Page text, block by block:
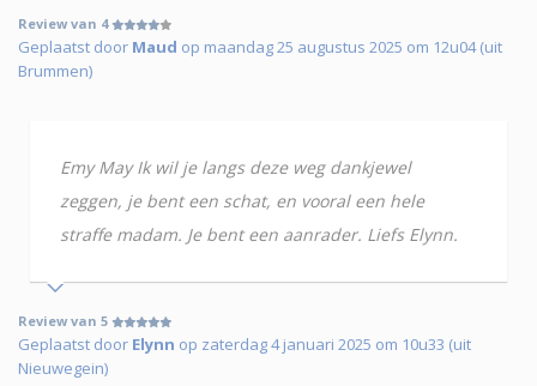
Review van 4
Geplaatst door Maud op maandag 25 augustus 2025 om 12u04 (uit
Brummen)
Emy May Ik wil je langs deze weg dankjewel
zeggen, je bent een schat, en vooral een hele
straffe madam. Je bent een aanrader. Liefs Elynn.
Review van 5
Geplaatst door Elynn op zaterdag 4 januari 2025 om 10u33 (uit
Nieuwegein)